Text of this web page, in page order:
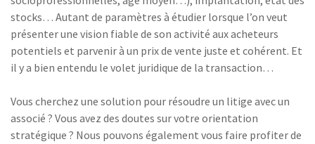
stocks… Autant de paramètres à étudier lorsque l’on veut
présenter une vision fiable de son activité aux acheteurs
potentiels et parvenir à un prix de vente juste et cohérent. Et
il y a bien entendu le volet juridique de la transaction…
Vous cherchez une solution pour résoudre un litige avec un
associé ? Vous avez des doutes sur votre orientation
stratégique ? Nous pouvons également vous faire profiter de